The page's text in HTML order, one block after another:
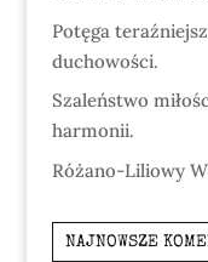
Potęga
duchowości.
Szaleństwo
harmonii.
Różano-Liliowy
NAJNOWSZE